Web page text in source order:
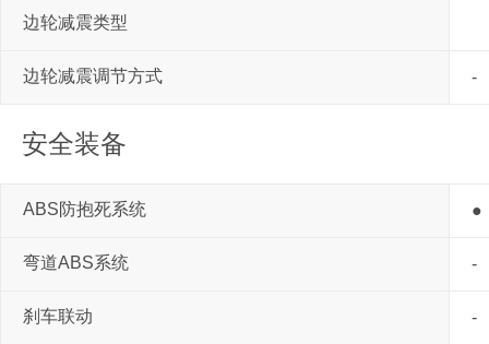
边轮减震类型
边轮减震调节方式 -
安全装备
ABS防抱死系统 ●
弯道ABS系统 -
刹车联动 -